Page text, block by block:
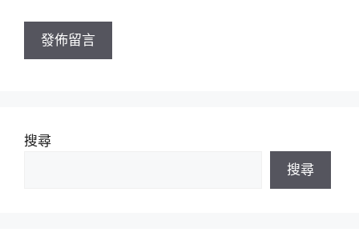
址
搜尋
搜尋